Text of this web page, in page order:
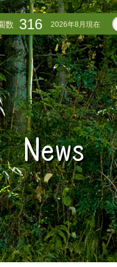
数 316 2026年8月現在